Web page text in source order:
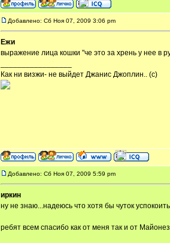
Добавлено: Сб Ноя 07, 2009 3:06 pm
Ежи
выражение лица кошки "че это за хрень у нее в
Как ни визжи- не выйдет Джанис Джоплин.. (с)
Добавлено: Сб Ноя 07, 2009 5:59 pm
иркин
ну не знаю...надеюсь что хотя бы чуток
ребят всем спасибо как от меня так и от